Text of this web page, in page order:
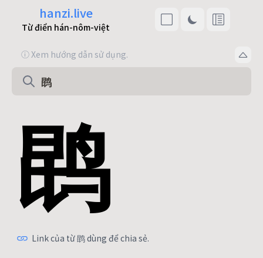
hanzi.live
Từ điển hán-nôm-việt
ⓘ Xem hướng dẫn sử dụng.
鹍
Link của từ 鹍 dùng để chia sẻ.